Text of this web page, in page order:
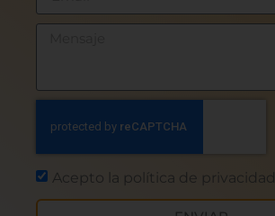
Acepto la política de privacidad.